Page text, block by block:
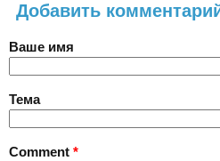
Добавить
Ваше имя
Тема
Comment *